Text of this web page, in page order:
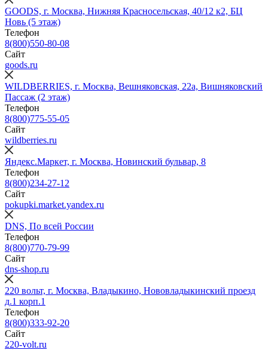
GOODS, г. Москва, Нижняя Красносельская, 40/12 к2, БЦ
Новь (5 этаж)
Телефон
8(800)550-80-08
Сайт
goods.ru
WILDBERRIES, г. Москва, Вешняковская, 22а, Вишняковский
Пассаж (2 этаж)
Телефон
8(800)775-55-05
Сайт
wildberries.ru
Яндекс.Маркет, г. Москва, Новинский бульвар, 8
Телефон
8(800)234‑27‑12
Сайт
pokupki.market.yandex.ru
DNS, По всей России
Телефон
8(800)770-79-99
Сайт
dns-shop.ru
220 вольт, г. Москва, Владыкино, Нововладыкинский проезд
д.1 корп.1
Телефон
8(800)333-92-20
Сайт
220-volt.ru